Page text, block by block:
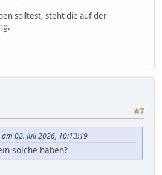
solltest, steht die auf der
#7
02. Juli 2026, 10:13:19
solche haben?